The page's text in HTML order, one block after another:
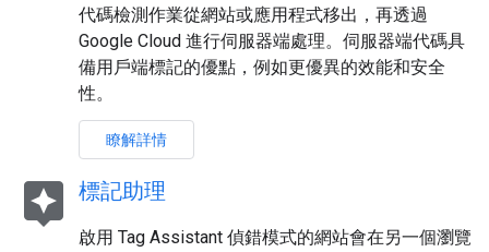
代碼檢測作業從網站或應用程式移出，再透過
Google Cloud 進行伺服器端處理。伺服器端代碼具
備用戶端標記的優點，例如更優異的效能和安全
性。
瞭解詳情
assistant 標記助理
啟用 Tag Assistant 偵錯模式的網站會在另一個瀏覽